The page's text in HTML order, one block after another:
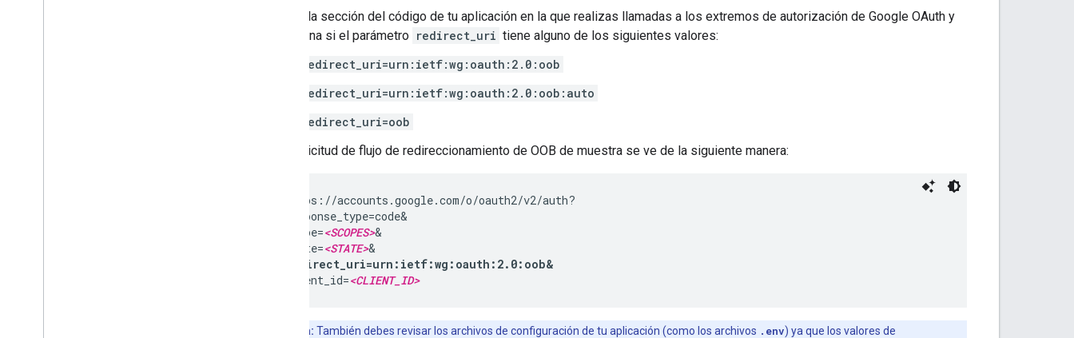
Revisa la sección del código de tu aplicación en la que realizas llamadas a los extremos de autorización de Google OAuth y
determina si el parámetro redirect_uri tiene alguno de los siguientes valores:
redirect_uri=urn:ietf:wg:oauth:2.0:oob
redirect_uri=urn:ietf:wg:oauth:2.0:oob:auto
redirect_uri=oob
Una solicitud de flujo de redireccionamiento de OOB de muestra se ve de la siguiente manera:
https://accounts.google.com/o/oauth2/v2/auth?
response_type=code&
scope=<SCOPES>&
state=<STATE>
redirect_uri=urn:ietf:wg:oauth:2.0:oob&
client_id=<CLIENT_ID>
Nota: También debes revisar los archivos de configuración de tu aplicación (como los archivos .env) ya que los valores de